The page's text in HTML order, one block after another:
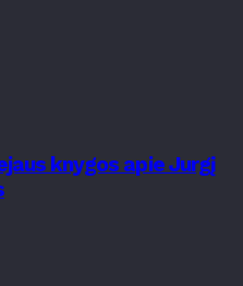
knygos apie Jurgį